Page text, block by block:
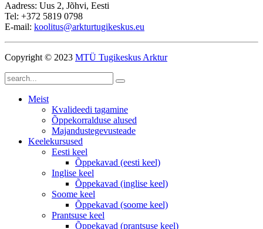
Aadress: Uus 2, Jõhvi, Eesti
Tel: +372 5819 0798
E-mail: koolitus@arkturtugikeskus.eu
Copyright © 2023 MTÜ Tugikeskus Arktur
Meist
Kvalideedi tagamine
Õppekorralduse alused
Majandustegevusteade
Keelekursused
Eesti keel
Õppekavad (eesti keel)
Inglise keel
Õppekavad (inglise keel)
Soome keel
Õppekavad (soome keel)
Prantsuse keel
Õppekavad (prantsuse keel)